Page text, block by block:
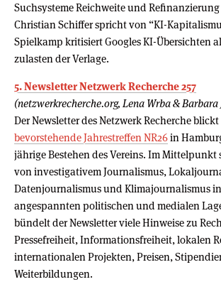
Suchsysteme Reichweite und
Christian Schiffer spricht von “KI-
Spielkamp kritisiert Googles KI-Übersichten
zulasten der Verlage.
5. Newsletter Netzwerk Recherche 257
(netzwerkrecherche.org, Lena Wrba & Barbara
Der Newsletter des Netzwerk Recherche
bevorstehende Jahrestreffen NR26in
jährige Bestehen des Vereins. Im Mittelpunkt
von investigativem Journalismus,
Datenjournalismus und Klimajournalismus
angespannten politischen und medialen
bündelt der Newsletter viele Hinweise zu
Pressefreiheit, Informationsfreiheit, lokalen
internationalen Projekten, Preisen,
Weiterbildungen.